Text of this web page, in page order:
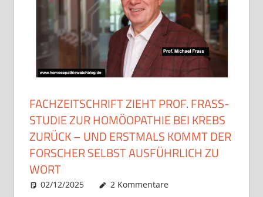
FACHZEITSCHRIFT ZIEHT PROF. FRASS-
STUDIE ZUR HOMÖOPATHIE BEI KREBS
ZURÜCK – UND ERSTMALS KOMMT DER
FORSCHER SELBST AUSFÜHRLICH ZU
WORT
02/12/2025 Christian J. Becker
Uncategorized
2 Kommentare